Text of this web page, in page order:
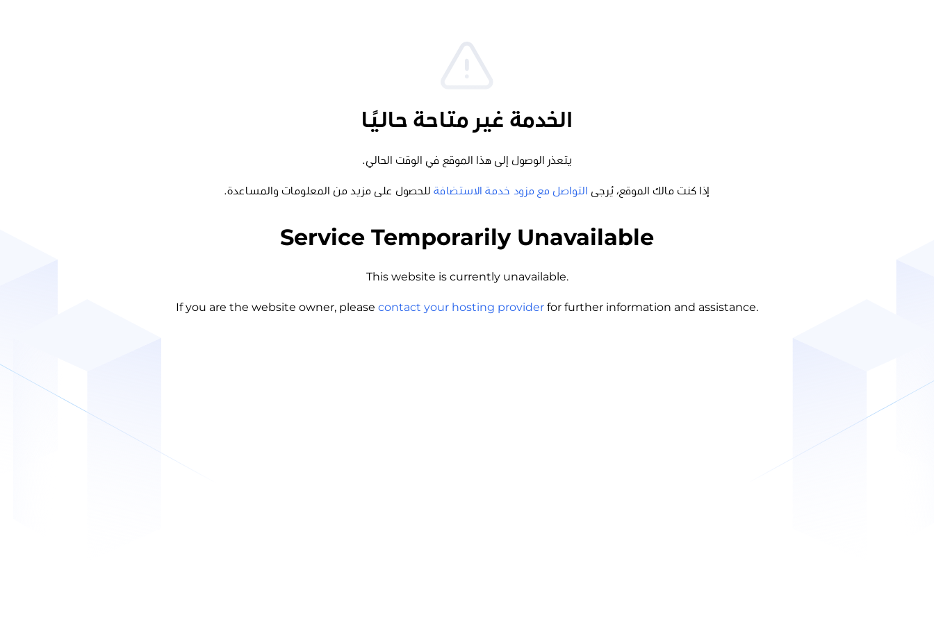
الخدمة غير متاحة حاليًا
يتعذر الوصول إلى هذا الموقع في الوقت الحالي.
إذا كنت مالك الموقع، يُرجى التواصل مع مزود خدمة الاستضافة للحصول على مزيد من المعلومات والمساعدة.
Service Temporarily Unavailable
This website is currently unavailable.
If you are the website owner, please contact your hosting provider for further information and assistance.